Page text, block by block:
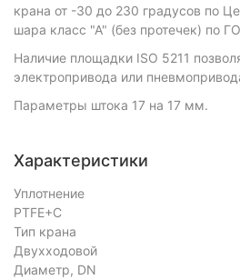
крана от -30 до 230 градусов по
шара класс "А" (без протечек) по
Наличие площадки ISO 5211
электропривода или
Параметры штока 17 на 17 мм.
Характеристики
Уплотнение
PTFE+C
Тип крана
Двухходовой
Диаметр, DN